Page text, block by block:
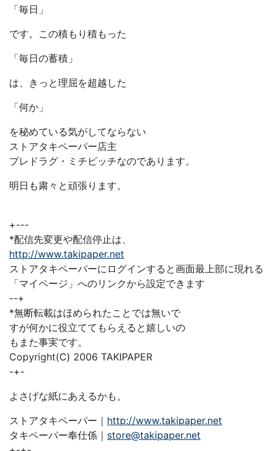
「毎日」
です。この積もり積もった
「毎日の蓄積」
は、きっと理屈を超越した
「何か」
を秘めている気がしてならない
ストアタキペーパー店主
プレドラグ・ミチビッチなのであります。
明日も粛々と頑張ります。
+---
*配信先変更や配信停止は、
http://www.takipaper.net
ストアタキペーパーにログインすると画面最上部に現れる
「マイページ」へのリンクから設定できます
--+
*無断転載はほめられたことでは無いで
すが何かに役立ててもらえると嬉しいの
もまた事実です。
Copyright(C) 2006 TAKIPAPER
-+-
よさげな紙にあえるかも。
ストアタキペーパー｜ http://www.takipaper.net
タキペーパー奉仕係｜ store@takipaper.net